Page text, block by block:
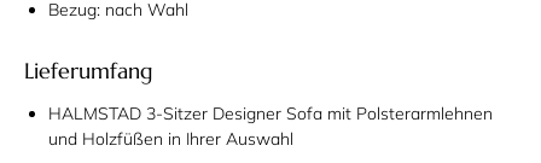
Bezug: nach Wahl
Lieferumfang
HALMSTAD 3-Sitzer Designer Sofa mit Polsterarmlehnen
und Holzfüßen in Ihrer Auswahl